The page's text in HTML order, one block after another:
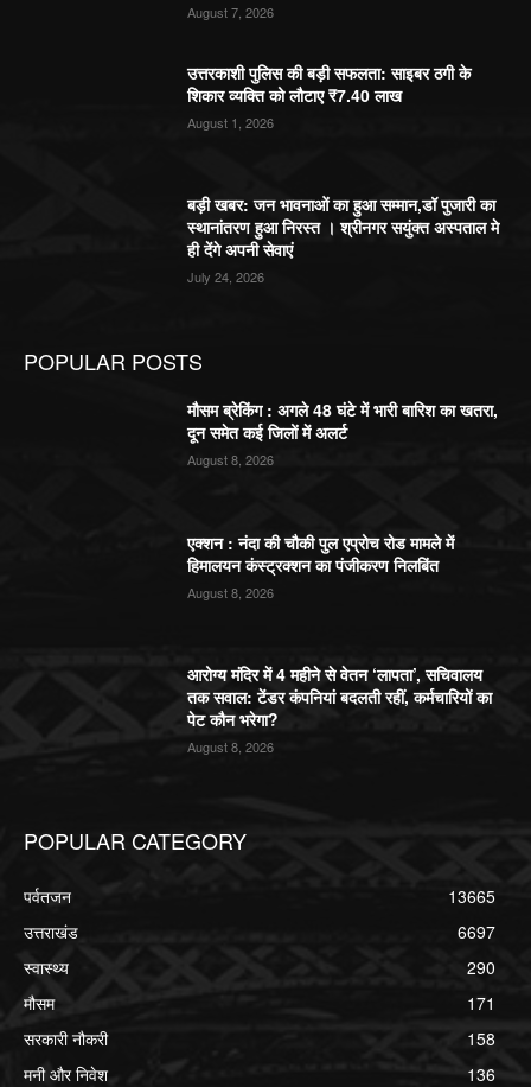
August 7, 2026
उत्तरकाशी पुलिस की बड़ी सफलता: साइबर ठगी के
शिकार व्यक्ति को लौटाए ₹7.40 लाख
August 1, 2026
बड़ी खबर: जन भावनाओं का हुआ सम्मान,डॉ पुजारी का
स्थानांतरण हुआ निरस्त । श्रीनगर सयुंक्त अस्पताल मे
ही देंगे अपनी सेवाएं
July 24, 2026
POPULAR POSTS
मौसम ब्रेकिंग : अगले 48 घंटे में भारी बारिश का खतरा,
दून समेत कई जिलों में अलर्ट
August 8, 2026
एक्शन : नंदा की चौकी पुल एप्रोच रोड मामले में
हिमालयन कंस्ट्रक्शन का पंजीकरण निलबिंत
August 8, 2026
आरोग्य मंदिर में 4 महीने से वेतन ‘लापता’, सचिवालय
तक सवाल: टेंडर कंपनियां बदलती रहीं, कर्मचारियों का
पेट कौन भरेगा?
August 8, 2026
POPULAR CATEGORY
पर्वतजन
13665
उत्तराखंड
6697
स्वास्थ्य
290
मौसम
171
सरकारी नौकरी
158
मनी और निवेश
136